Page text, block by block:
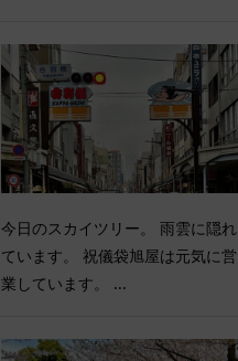
今日のスカイツリー。 雨雲に隠れ
ています。 祝儀袋旭屋は元気に営
業しています。 ...